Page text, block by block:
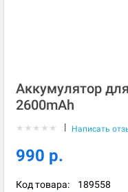
Аккумулятор
2600mAh
★ ★ ★ ★ ★ | Написать
990 р.
Код товара: 189558